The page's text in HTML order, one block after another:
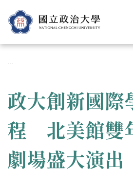
到
主
內
區
:::
政大創新國際
程 北美館雙
劇場盛大演出